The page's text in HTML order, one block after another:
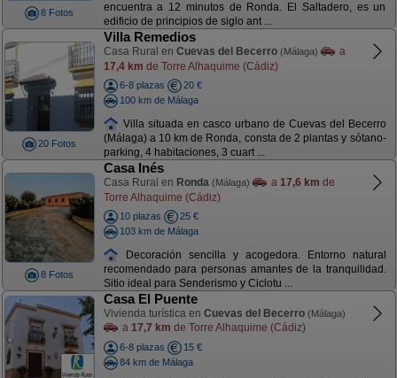
8 Fotos
encuentra a 12 minutos de Ronda. El Saltadero, es un
edificio de principios de siglo ant ...
20 Fotos
Villa Remedios
Casa Rural en Cuevas del Becerro (Málaga)
a
17,4 km de Torre Alhaquime (Cádiz)
6-8 plazas
20 €
100 km de Málaga
Villa situada en casco urbano de Cuevas del Becerro
(Málaga) a 10 km de Ronda, consta de 2 plantas y sótano-
parking, 4 habitaciones, 3 cuart ...
8 Fotos
Casa Inés
Casa Rural en Ronda (Málaga) a 17,6 km de
Torre Alhaquime (Cádiz)
10 plazas
25 €
103 km de Málaga
Decoración sencilla y acogedora. Entorno natural
recomendado para personas amantes de la tranquilidad.
Sitio ideal para Senderismo y Ciclotu ...
Casa El Puente
Vivienda turística en Cuevas del Becerro (Málaga)
a 17,7 km de Torre Alhaquime (Cádiz)
6-8 plazas
15 €
84 km de Málaga